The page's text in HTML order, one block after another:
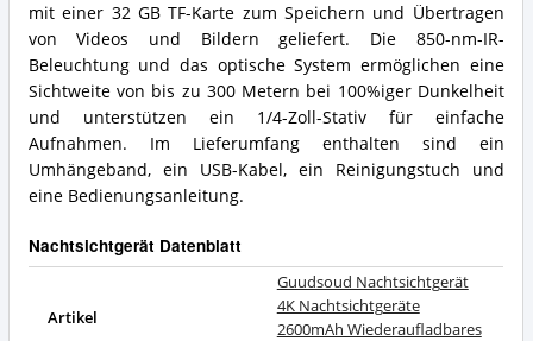
mit einer 32 GB TF-Karte zum Speichern und Übertragen
von Videos und Bildern geliefert. Die 850-nm-IR-
Beleuchtung und das optische System ermöglichen eine
Sichtweite von bis zu 300 Metern bei 100%iger Dunkelheit
und unterstützen ein 1/4-Zoll-Stativ für einfache
Aufnahmen. Im Lieferumfang enthalten sind ein
Umhängeband, ein USB-Kabel, ein Reinigungstuch und
eine Bedienungsanleitung.
Nachtsichtgerät Datenblatt
Artikel
Guudsoud Nachtsichtgerät
4K Nachtsichtgeräte
2600mAh Wiederaufladbares